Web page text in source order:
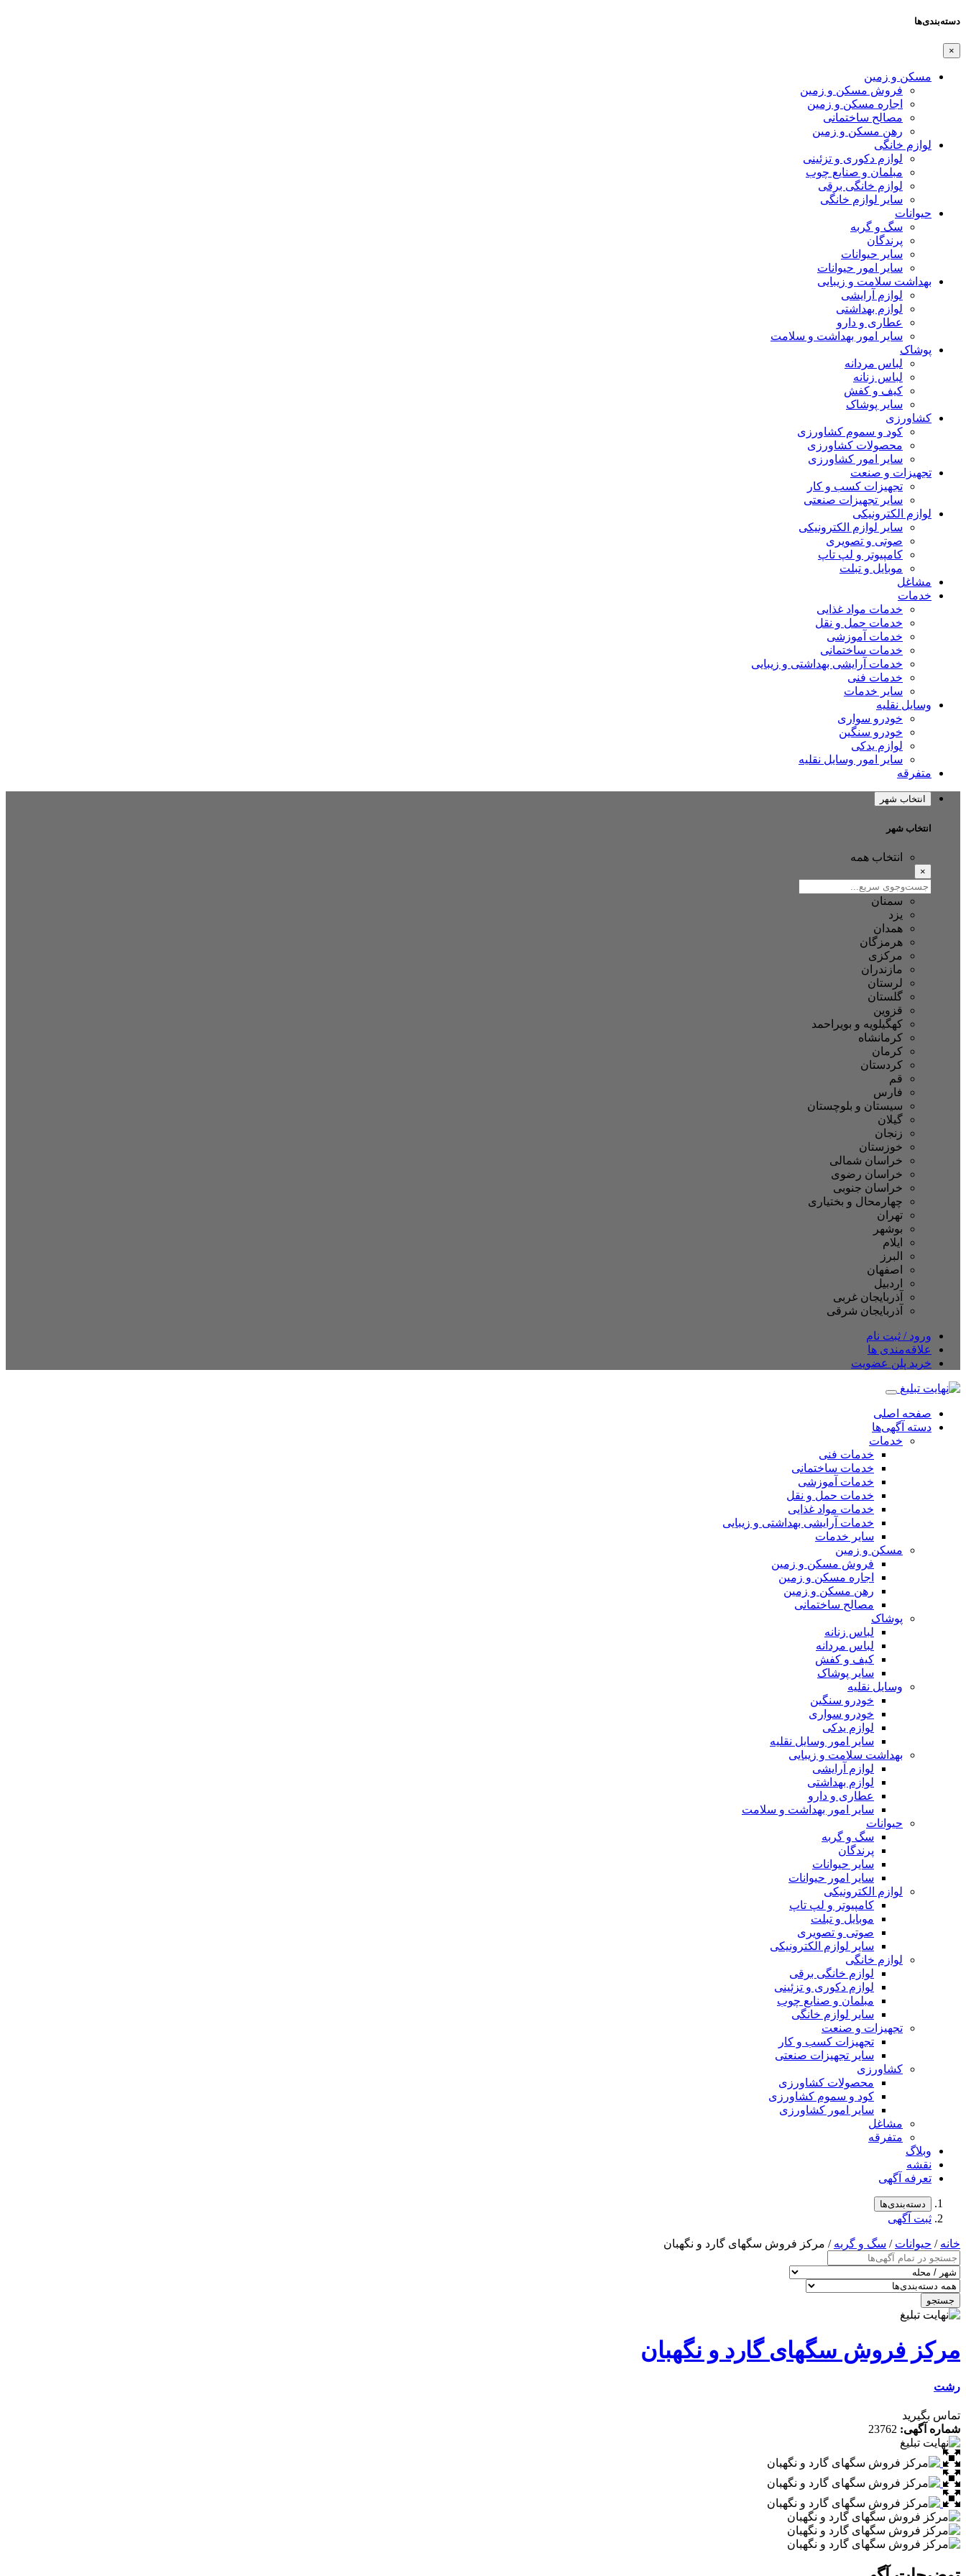
دسته‌بندی‌ها
×
مسکن و زمین
فروش مسکن و زمین
اجاره مسکن و زمین
مصالح ساختمانی
رهن مسکن و زمین
لوازم خانگی
لوازم دکوری و تزئینی
مبلمان و صنایع چوب
لوازم خانگی برقی
سایر لوازم خانگی
حیوانات
سگ و گربه
پرندگان
سایر حیوانات
سایر امور حیوانات
بهداشت سلامت و زیبایی
لوازم آرایشی
لوازم بهداشتی
عطاری و دارو
سایر امور بهداشت و سلامت
پوشاک
لباس مردانه
لباس زنانه
کیف و کفش
سایر پوشاک
کشاورزی
کود و سموم کشاورزی
محصولات کشاورزی
سایر امور کشاورزی
تجهیزات و صنعت
تجهیزات کسب و کار
سایر تجهیزات صنعتی
لوازم الکترونیکی
سایر لوازم الکترونیکی
صوتی و تصویری
کامپیوتر و لپ تاپ
موبایل و تبلت
مشاغل
خدمات
خدمات مواد غذایی
خدمات حمل و نقل
خدمات آموزشی
خدمات ساختمانی
خدمات آرایشی بهداشتی و زیبایی
خدمات فنی
سایر خدمات
وسایل نقلیه
خودرو سواری
خودرو سنگین
لوازم یدکی
سایر امور وسایل نقلیه
متفرقه
انتخاب شهر
انتخاب شهر
انتخاب همه
×
سمنان
یزد
همدان
هرمزگان
مرکزی
مازندران
لرستان
گلستان
قزوین
کهگیلویه و بویراحمد
کرمانشاه
کرمان
کردستان
قم
فارس
سیستان و بلوچستان
گیلان
زنجان
خوزستان
خراسان شمالی
خراسان رضوی
خراسان جنوبی
چهارمحال و بختیاری
تهران
بوشهر
ایلام
البرز
اصفهان
اردبیل
آذربایجان غربی
آذربایجان شرقی
ورود / ثبت نام
علاقه‌مندی ها
خرید پلن عضویت
صفحه اصلی
دسته آگهی‌ها
خدمات
خدمات فنی
خدمات ساختمانی
خدمات آموزشی
خدمات حمل و نقل
خدمات مواد غذایی
خدمات آرایشی بهداشتی و زیبایی
سایر خدمات
مسکن و زمین
فروش مسکن و زمین
اجاره مسکن و زمین
رهن مسکن و زمین
مصالح ساختمانی
پوشاک
لباس زنانه
لباس مردانه
کیف و کفش
سایر پوشاک
وسایل نقلیه
خودرو سنگین
خودرو سواری
لوازم یدکی
سایر امور وسایل نقلیه
بهداشت سلامت و زیبایی
لوازم آرایشی
لوازم بهداشتی
عطاری و دارو
سایر امور بهداشت و سلامت
حیوانات
سگ و گربه
پرندگان
سایر حیوانات
سایر امور حیوانات
لوازم الکترونیکی
کامپیوتر و لپ تاپ
موبایل و تبلت
صوتی و تصویری
سایر لوازم الکترونیکی
لوازم خانگی
لوازم خانگی برقی
لوازم دکوری و تزئینی
مبلمان و صنایع چوب
سایر لوازم خانگی
تجهیزات و صنعت
تجهیزات کسب و کار
سایر تجهیزات صنعتی
کشاورزی
محصولات کشاورزی
کود و سموم کشاورزی
سایر امور کشاورزی
مشاغل
متفرقه
وبلاگ
نقشه
تعرفه آگهی
دسته‌بندی‌ها
ثبت آگهی
خانه / حیوانات / سگ و گربه / مرکز فروش سگهای گارد و نگهبان
جستجو
مرکز فروش سگهای گارد و نگهبان
رشت
تماس بگیرید
شماره آگهی: 23762